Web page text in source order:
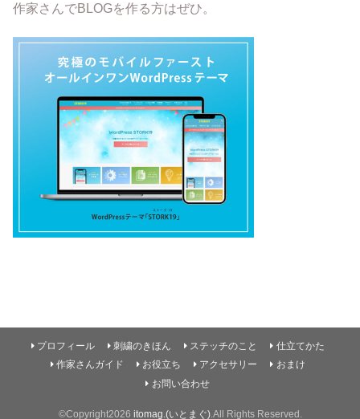
作家さんでBLOGを作る方はぜひ。
プロフィール 刺繍のきほん ステッチのこと
仕立てかた
作家さんガイド
お役立ち アクセサリー
おまけ
お問い合わせ
©Copyright2026 itomag.(いとまぐ).All Rights Reserved.